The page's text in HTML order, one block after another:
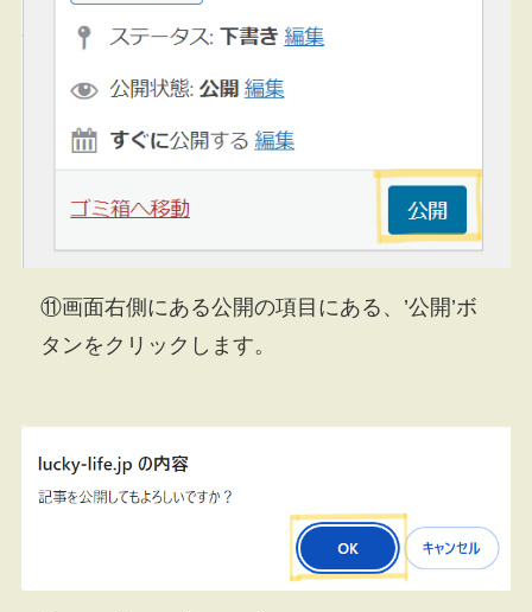
⑪画面右側にある公開の項目にある、’公開’ボ
タンをクリックします。